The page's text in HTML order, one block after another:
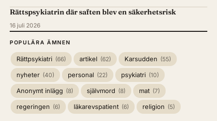
Rättspsykiatrin där saften blev en säkerhetsrisk
16 juli 2026
POPULÄRA ÄMNEN
Rättpsykiatri (66) artikel (62) Karsudden (55)
nyheter (40) personal (22) psykiatri (10)
Anonymt inlägg (8) självmord (8) mat (7)
regeringen (6) läkarevspatient (6) religion (5)